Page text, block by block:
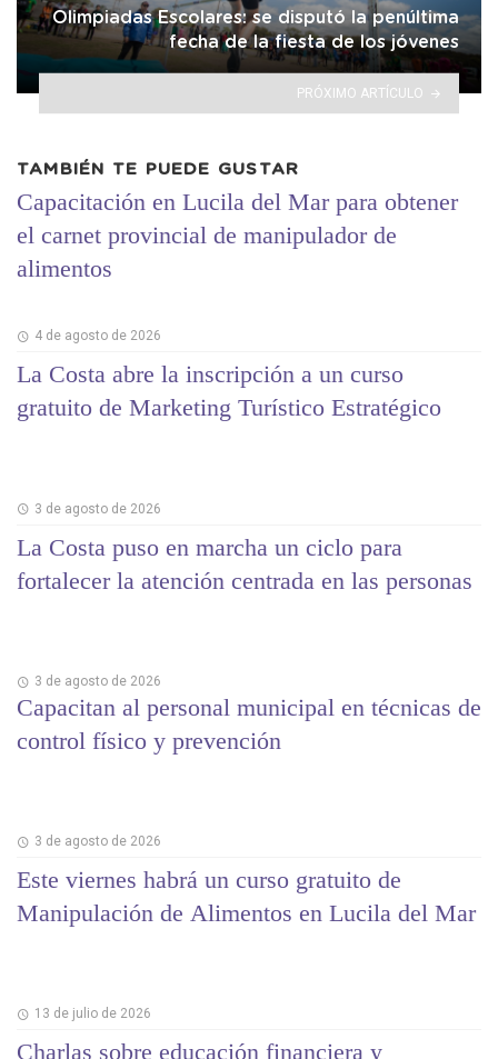
Olimpiadas Escolares: se disputó la penúltima
fecha de la fiesta de los jóvenes
PRÓXIMO ARTÍCULO
TAMBIÉN TE PUEDE GUSTAR
Capacitación en Lucila del Mar para obtener
el carnet provincial de manipulador de
alimentos
4 de agosto de 2026
La Costa abre la inscripción a un curso
gratuito de Marketing Turístico Estratégico
3 de agosto de 2026
La Costa puso en marcha un ciclo para
fortalecer la atención centrada en las personas
3 de agosto de 2026
Capacitan al personal municipal en técnicas de
control físico y prevención
3 de agosto de 2026
Este viernes habrá un curso gratuito de
Manipulación de Alimentos en Lucila del Mar
13 de julio de 2026
Charlas sobre educación financiera y